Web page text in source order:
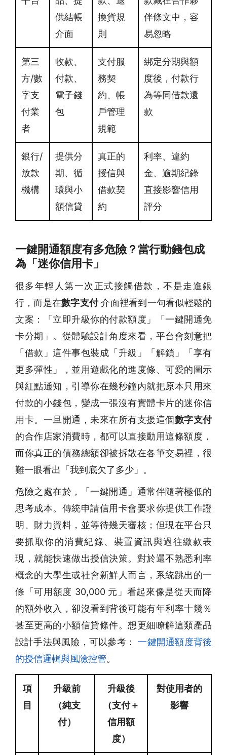
供結帳
介面
換貨規
則
伴條文中，容
易忽略
第三
方/數
字支
付業
者
收款、
付款、
電子錢
包
支付服
務契
約、帳
戶管理
規範
綁定分期與額
度後，付款行
為等同借款還
款
銀行/
放款
機構
提供分
期、循
環與小
額信貸
真正的
授信與
借款契
約
利率、違約
金、逾期紀錄
直接影響信用
評分
一鍵開通額度有多危險？當行動錢包成
為「迷你信用卡」
很多年輕人第一次正式接觸借款，不是走進銀
行，而是在數字支付介面裡看到一句看似輕鬆的
文案：「立即升級你的付款額度」「一鍵開通免
卡分期」。從體驗設計角度來看，平台會刻意把
「借款」這件事包裝成「升級」「解鎖」「享有
更多彈性」，並用遊戲化的進度條、可愛的圖示
與紅點通知，引導你在幾秒鐘內就把原本只用來
付款的小錢包，變成一張沒有實體卡片的迷你信
用卡。一旦開通，未來在所有支援這個數字支付
的合作店家消費時，都可以直接動用這條額度，
而你真正的債務總額卻被拆散在各筆交易裡，很
難一眼看出「我到底欠了多少」。
危險之處在於，「一鍵開通」通常伴隨著極低的
思考成本。傳統申請信用卡會要求你提供工作證
明、財力資料，並等待幾天審核；但現在平台只
要抓取你的消費紀錄、裝置資訊與過往繳款表
現，就能快速做出授信決策。對於還不熟悉利率
概念的大學生或社會新鮮人而言，系統跳出的一
條「可用額度 30,000 元」看起來像是從天而降
的額外收入，卻沒看到背後可能有年利率十幾％
甚至更高的小額信貸條件。想更細瞭解這類產品
設計手法與風險，可以參考：
一鍵開通額度背後
的授信邏輯與風險控管。
項
目
升級前
（純支
付）
升級後
（支付＋
信用額
度）
對使用者的
影響